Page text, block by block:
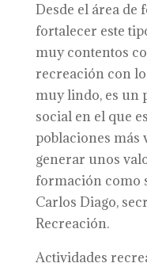
Desde el área de
fortalecer este
muy contentos
recreación con
muy lindo, es un
social en el que
poblaciones más
generar unos
formación como
Carlos Diago,
Recreación.
Actividades